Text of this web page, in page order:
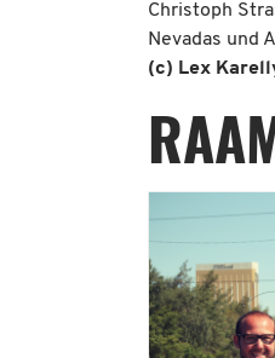
Christoph
Nevadas und
(c) Lex